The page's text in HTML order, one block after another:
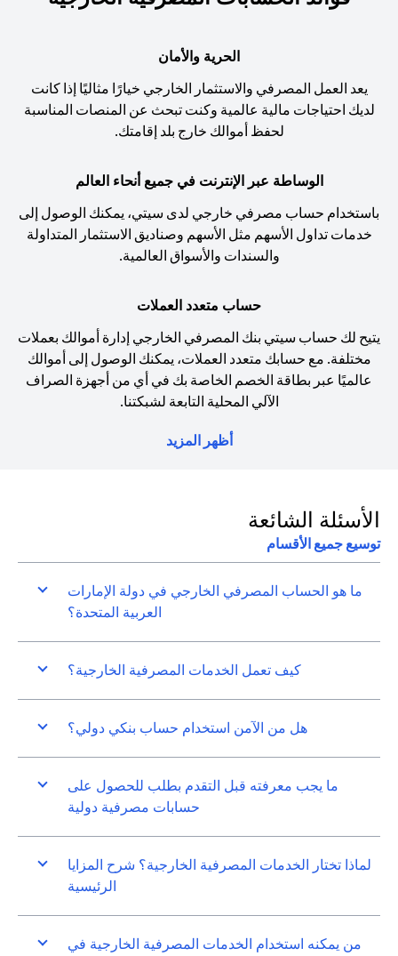
الحرية والأمان
يعد العمل المصرفي والاستثمار الخارجي خيارًا مثاليًا إذا كانت
لديك احتياجات مالية عالمية وكنت تبحث عن المنصات المناسبة
لحفظ أموالك خارج بلد إقامتك.
الوساطة عبر الإنترنت في جميع أنحاء العالم
باستخدام حساب مصرفي خارجي لدى سيتي، يمكنك الوصول إلى
خدمات تداول الأسهم مثل الأسهم وصناديق الاستثمار المتداولة
والسندات والأسواق العالمية.
حساب متعدد العملات
يتيح لك حساب سيتي بنك المصرفي الخارجي إدارة أموالك بعملات
مختلفة. مع حسابك متعدد العملات، يمكنك الوصول إلى أموالك
عالميًا عبر بطاقة الخصم الخاصة بك في أي من أجهزة الصراف
الآلي المحلية التابعة لشبكتنا.
أظهر المزيد
الأسئلة الشائعة
توسيع جميع الأقسام
ما هو الحساب المصرفي الخارجي في دولة الإمارات
العربية المتحدة؟
كيف تعمل الخدمات المصرفية الخارجية؟
هل من الآمن استخدام حساب بنكي دولي؟
ما يجب معرفته قبل التقدم بطلب للحصول على
حسابات مصرفية دولية
لماذا تختار الخدمات المصرفية الخارجية؟ شرح المزايا
الرئيسية
من يمكنه استخدام الخدمات المصرفية الخارجية في